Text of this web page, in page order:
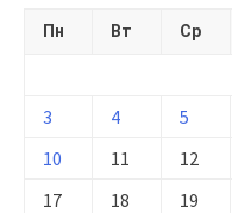
Пн Вт Ср
3
4 5
10
11 12
17
18 19